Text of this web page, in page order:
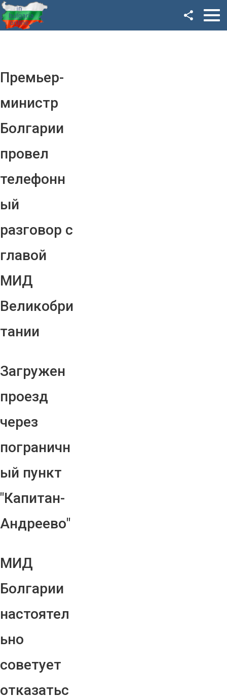
Премьер-
министр
Болгарии
провел
телефонн
ый
разговор с
главой
МИД
Великобри
тании
Загружен
проезд
через
пограничн
ый пункт
"Капитан-
Андреево"
МИД
Болгарии
настоятел
ьно
советует
отказатьс